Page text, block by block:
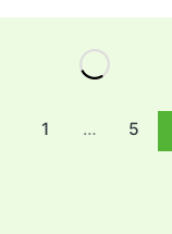
ai ai st
o
d
e
1 … 5